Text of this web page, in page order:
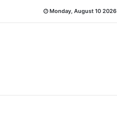
Monday, August 10 2026